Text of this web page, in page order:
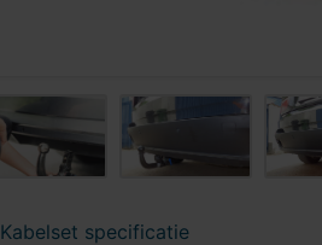
Kabelset specificatie